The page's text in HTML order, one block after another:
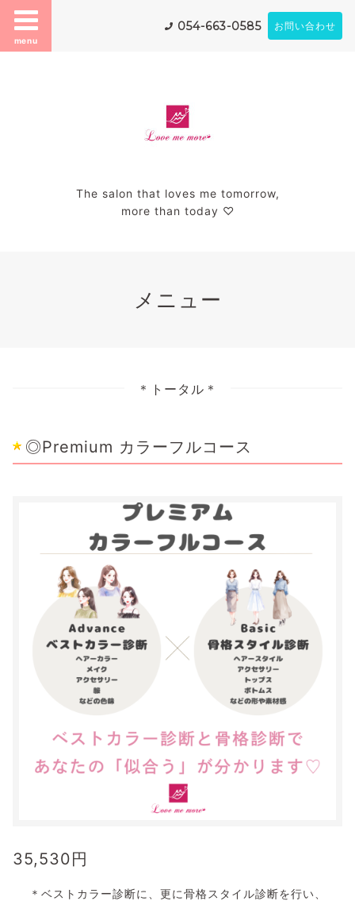
menu
054-663-0585 お問い合わせ
The salon that loves me tomorrow,
more than today ♡
メニュー
＊トータル＊
◎Premium カラーフルコース
35,530円
＊ベストカラー診断に、更に骨格スタイル診断を行い、